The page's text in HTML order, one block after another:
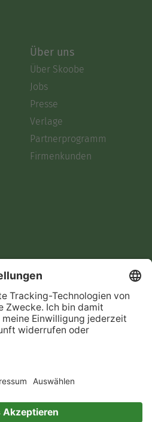
Über uns
Über Skoobe
Jobs
Presse
Verlage
Partnerprogramm
Firmenkunden